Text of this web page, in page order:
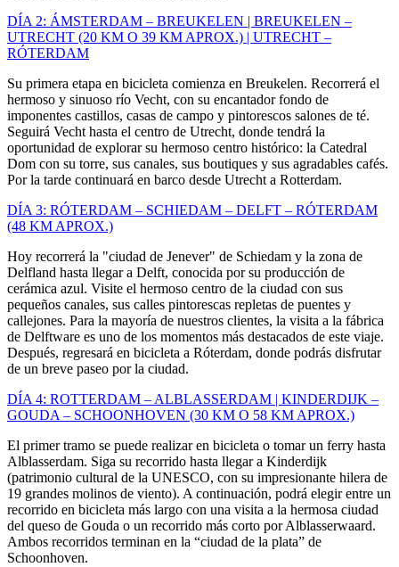
DÍA 2: ÁMSTERDAM – BREUKELEN | BREUKELEN –
UTRECHT (20 KM O 39 KM APROX.) | UTRECHT –
RÓTERDAM
Su primera etapa en bicicleta comienza en Breukelen. Recorrerá el
hermoso y sinuoso río Vecht, con su encantador fondo de
imponentes castillos, casas de campo y pintorescos salones de té.
Seguirá Vecht hasta el centro de Utrecht, donde tendrá la
oportunidad de explorar su hermoso centro histórico: la Catedral
Dom con su torre, sus canales, sus boutiques y sus agradables cafés.
Por la tarde continuará en barco desde Utrecht a Rotterdam.
DÍA 3: RÓTERDAM – SCHIEDAM – DELFT – RÓTERDAM
(48 KM APROX.)
Hoy recorrerá la "ciudad de Jenever" de Schiedam y la zona de
Delfland hasta llegar a Delft, conocida por su producción de
cerámica azul. Visite el hermoso centro de la ciudad con sus
pequeños canales, sus calles pintorescas repletas de puentes y
callejones. Para la mayoría de nuestros clientes, la visita a la fábrica
de Delftware es uno de los momentos más destacados de este viaje.
Después, regresará en bicicleta a Róterdam, donde podrás disfrutar
de un breve paseo por la ciudad.
DÍA 4: ROTTERDAM – ALBLASSERDAM | KINDERDIJK –
GOUDA – SCHOONHOVEN (30 KM O 58 KM APROX.)
El primer tramo se puede realizar en bicicleta o tomar un ferry hasta
Alblasserdam. Siga su recorrido hasta llegar a Kinderdijk
(patrimonio cultural de la UNESCO, con su impresionante hilera de
19 grandes molinos de viento). A continuación, podrá elegir entre un
recorrido en bicicleta más largo con una visita a la hermosa ciudad
del queso de Gouda o un recorrido más corto por Alblasserwaard.
Ambos recorridos terminan en la “ciudad de la plata” de
Schoonhoven.